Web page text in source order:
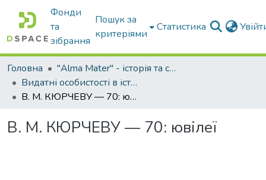
Фонди
та
зібрання
Пошук за
критеріями
Статистика
Головна
"Alma Mater" - історія та сьогодення Університету
Видатні особистості в історії Університету
В. М. КЮРЧЕВУ — 70: ювілеї
В. М. КЮРЧЕВУ — 70: ювілеї